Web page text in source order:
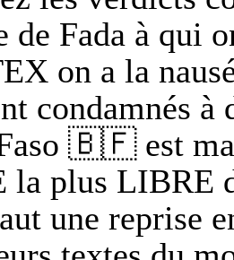
de Fada à qui
on a la
condamnés à
🇧🇫 est
la plus LIBRE
une reprise